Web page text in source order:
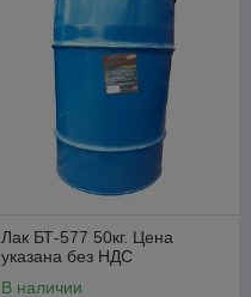
Лак БТ-577 50кг. Цена
указана без НДС
В наличии